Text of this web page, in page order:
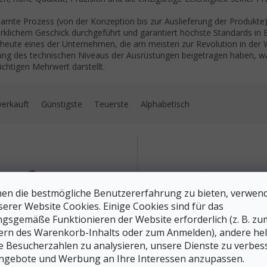
die bestmögliche Benutzererfahrung zu bieten,
Website Cookies. Einige Cookies sind für das
Funktionieren der Website erforderlich (z. B.
des Warenkorb-Inhalts oder zum Anmelden), andere
Besucherzahlen zu analysieren, unsere Dienste zu
und Werbung an Ihre Interessen anzupassen.
Prozess (von der Konzeption bis zur Auslieferung der
Geschick durchgeführt und garantiert höchste Standards
eines der Unternehmen, die am meisten zur Revolution in der
des technischen Niveaus der Ausrüstungen beigetragen haben,
Mehrwert darstellt.
Günstigste Teuerste Alphabetisch
574 €
–35 %